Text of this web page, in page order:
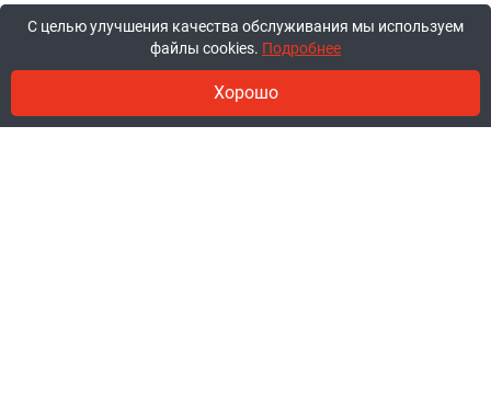
С целью улучшения качества обслуживания мы используем
файлы cookies. Подробнее
Хорошо